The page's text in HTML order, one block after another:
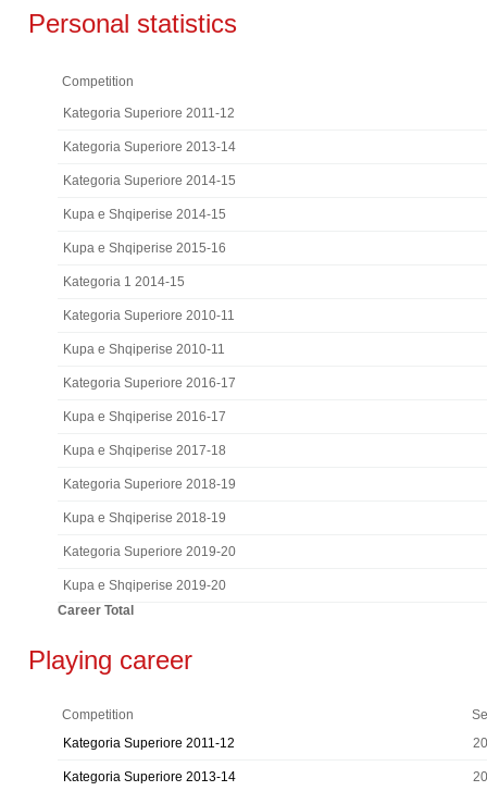
Personal statistics
Competition
Kategoria Superiore 2011-12
Kategoria Superiore 2013-14
Kategoria Superiore 2014-15
Kupa e Shqiperise 2014-15
Kupa e Shqiperise 2015-16
Kategoria 1 2014-15
Kategoria Superiore 2010-11
Kupa e Shqiperise 2010-11
Kategoria Superiore 2016-17
Kupa e Shqiperise 2016-17
Kupa e Shqiperise 2017-18
Kategoria Superiore 2018-19
Kupa e Shqiperise 2018-19
Kategoria Superiore 2019-20
Kupa e Shqiperise 2019-20
Career Total
Playing career
Competition
Kategoria Superiore 2011-12
Kategoria Superiore 2013-14